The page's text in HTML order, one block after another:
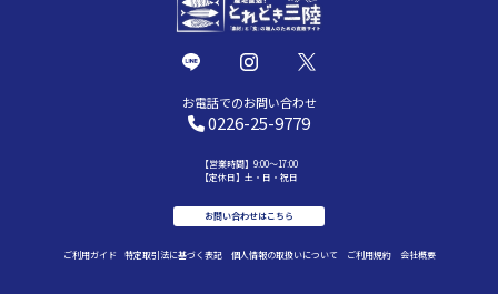
お電話でのお問い合わせ
0226-25-9779
【営業時間】9:00～17:00
【定休日】土・日・祝日
お問い合わせはこちら
ご利用ガイド 特定取引法に基づく表記 個人情報の取扱いについて ご利用規約 会社概要